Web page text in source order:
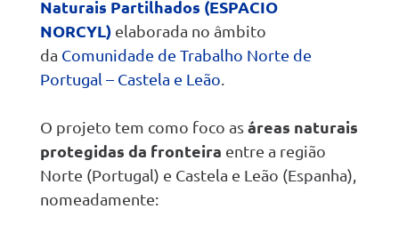
Naturais Partilhados (ESPACIO
NORCYL) elaborada no âmbito
da Comunidade de Trabalho Norte de
Portugal – Castela e Leão.
O projeto tem como foco asáreas naturais
protegidas da fronteira entre a região
Norte (Portugal) e Castela e Leão (Espanha),
nomeadamente: